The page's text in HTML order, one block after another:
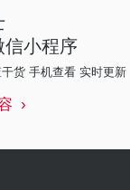
小程序
货 手机查看 实时更新